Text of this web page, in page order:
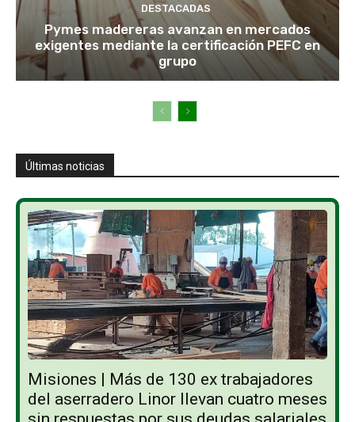
DESTACADAS
Pymes madereras avanzan en mercados
exigentes mediante la certificación PEFC en
grupo
Últimas noticias
Misiones | Más de 130 ex trabajadores
del aserradero Linor llevan cuatro meses